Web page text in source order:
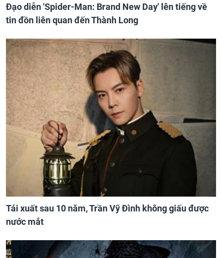
Đạo diễn 'Spider-Man: Brand New Day' lên tiếng về
tin đồn liên quan đến Thành Long
Tái xuất sau 10 năm, Trần Vỹ Đình không giấu được
nước mắt